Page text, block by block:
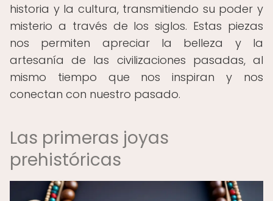
historia y la cultura, transmitiendo su poder y
misterio a través de los siglos. Estas piezas
nos permiten apreciar la belleza y la
artesanía de las civilizaciones pasadas, al
mismo tiempo que nos inspiran y nos
conectan con nuestro pasado.
Las primeras joyas
prehistóricas